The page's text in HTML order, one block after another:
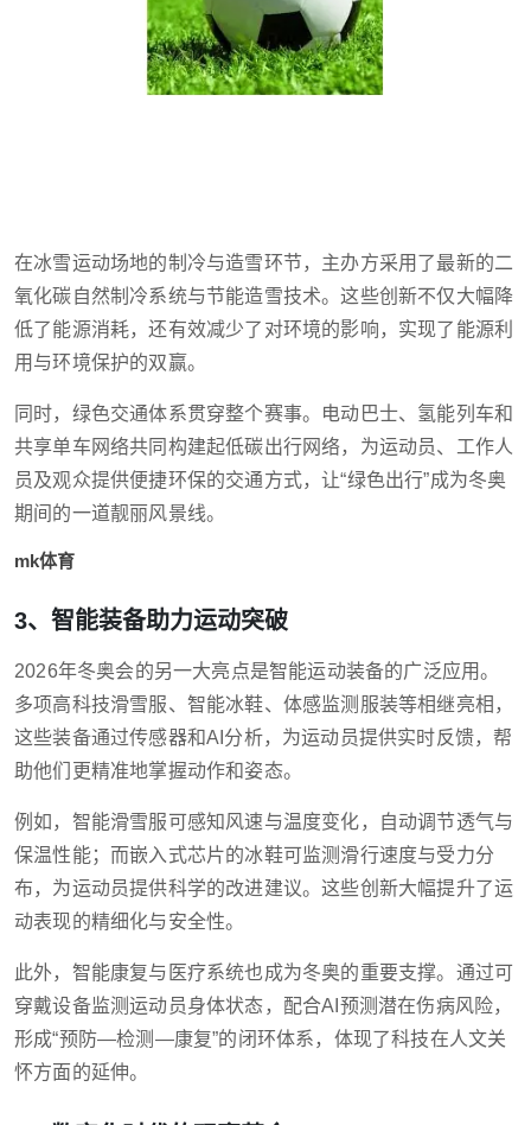
在冰雪运动场地的制冷与造雪环节，主办方采用了最新的二
氧化碳自然制冷系统与节能造雪技术。这些创新不仅大幅降
低了能源消耗，还有效减少了对环境的影响，实现了能源利
用与环境保护的双赢。
同时，绿色交通体系贯穿整个赛事。电动巴士、氢能列车和
共享单车网络共同构建起低碳出行网络，为运动员、工作人
员及观众提供便捷环保的交通方式，让“绿色出行”成为冬奥
期间的一道靓丽风景线。
mk体育
3、智能装备助力运动突破
2026年冬奥会的另一大亮点是智能运动装备的广泛应用。
多项高科技滑雪服、智能冰鞋、体感监测服装等相继亮相，
这些装备通过传感器和AI分析，为运动员提供实时反馈，帮
助他们更精准地掌握动作和姿态。
例如，智能滑雪服可感知风速与温度变化，自动调节透气与
保温性能；而嵌入式芯片的冰鞋可监测滑行速度与受力分
布，为运动员提供科学的改进建议。这些创新大幅提升了运
动表现的精细化与安全性。
此外，智能康复与医疗系统也成为冬奥的重要支撑。通过可
穿戴设备监测运动员身体状态，配合AI预测潜在伤病风险，
形成“预防—检测—康复”的闭环体系，体现了科技在人文关
怀方面的延伸。